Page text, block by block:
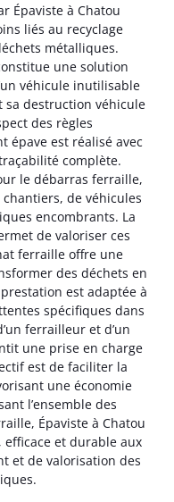
Épaviste à Chatou
liés au recyclage
métalliques.
une solution
véhicule inutilisable
destruction véhicule
des règles
épave est réalisé avec
complète.
le débarras ferraille,
chantiers, de véhicules
encombrants. La
de valoriser ces
ferraille offre une
des déchets en
est adaptée à
spécifiques dans
ferrailleur et d’un
une prise en charge
est de faciliter la
une économie
l’ensemble des
Épaviste à Chatou
et durable aux
et de valorisation des